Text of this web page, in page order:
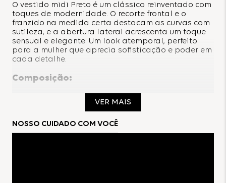
O vestido midi Preto é um clássico reinventado com
toques de modernidade. O recorte frontal e o
franzido na medida certa destacam as curvas com
sutileza, e a abertura lateral acrescenta um toque
sensual e elegante. Um look atemporal, perfeito
para a mulher que aprecia sofisticação e poder em
cada detalhe.
Composição:
Forro:
VER MAIS
NOSSO CUIDADO COM VOCÊ